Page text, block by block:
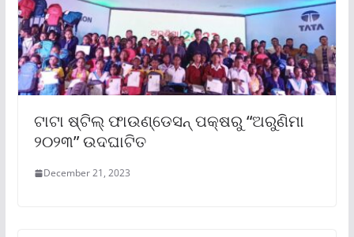
ଟାଟା ଷ୍ଟିଲ୍ ଫାଉଣ୍ଡେସନ୍ ପକ୍ଷରୁ “ଅରୁଣିମା
୨୦୨୩” ଉଦଘାଟିତ
December 21, 2023